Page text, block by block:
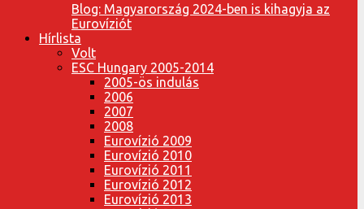
Blog: Magyarország 2024-ben is kihagyja az
Eurovíziót
Hírlista
Volt
ESC Hungary 2005-2014
2005-ös indulás
2006
2007
2008
Eurovízió 2009
Eurovízió 2010
Eurovízió 2011
Eurovízió 2012
Eurovízió 2013